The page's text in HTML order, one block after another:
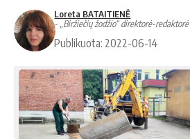
Loreta BATAITIENĖ
- „Biržiečių žodžio“ direktorė-redaktorė
Publikuota: 2022-06-14